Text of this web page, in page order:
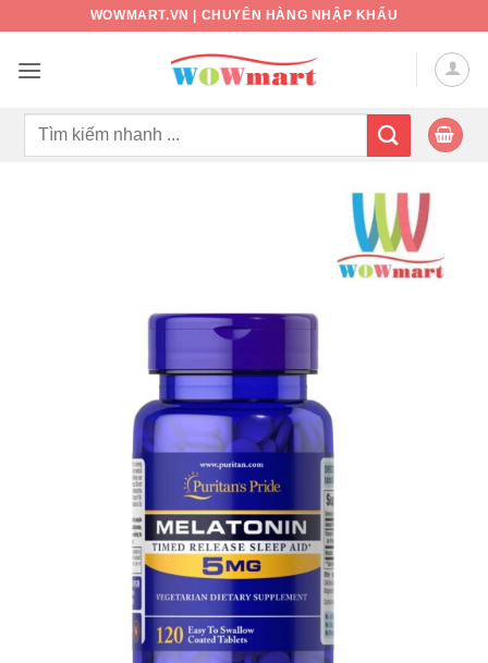
nội
WOWMART.VN | CHUYÊN HÀNG NHẬP KHẨU
Tìm